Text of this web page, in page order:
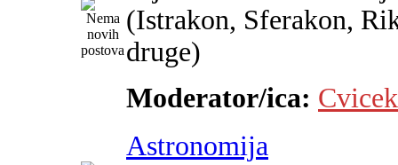
(Istrakon, Sferakon,
druge)
Moderator/ica: Cvicek
Astronomija